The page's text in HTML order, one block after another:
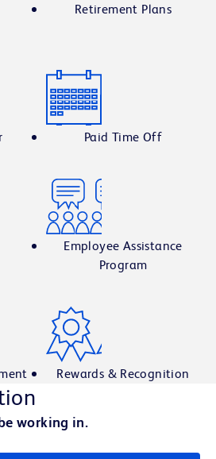
Retirement Plans
Paid Time Off
Employee Assistance
Program
Rewards & Recognition
working in.